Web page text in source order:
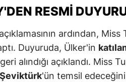
Kayseri
Kırklareli
Kırşehir
Kocaeli
RESMI
ardından,
Duyuruda, Ülker'in
alındığı açıklandı. Miss
'ün temsil